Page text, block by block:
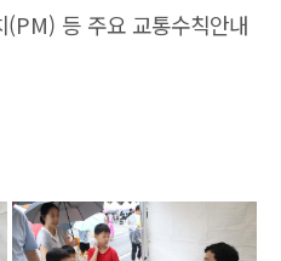
등 주요 교통수칙안내